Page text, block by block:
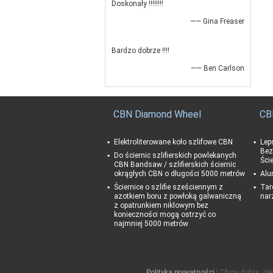
Doskonały !!!!!!!!
—— Gina Freaser
Bardzo dobrze !!!!
—— Ben Carlson
CBN Diamond Wheel
Elektroliterowane koło szlifowe CBN
Do ściernic szlifierskich powlekanych
CBN Bandsaw / szlifierskich ściernic
okrągłych CBN o długości 5000 metrów
Ściernice o szlifie sześciennym z
azotkiem boru z powłoką galwaniczną
z opatrunkiem niklowym bez
konieczności mogą ostrzyć co
najmniej 5000 metrów